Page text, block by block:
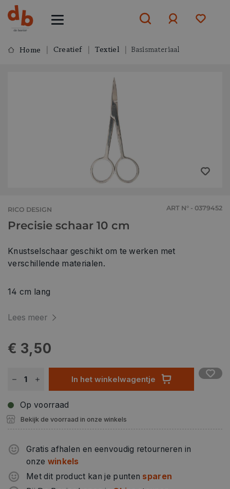
aanmelden
Home Creatief Textiel Basismateriaal
RICO DESIGN ART N° - 0379452
Precisie schaar 10 cm
Knustselschaar geschikt om te werken met
verschillende materialen.
14 cm lang
Lees meer
€ 3,50
In het winkelwagentje
Op voorraad
Bekijk de voorraad in onze winkels
Gratis afhalen en eenvoudig retourneren in
onze winkels
Met dit product kan je punten sparen